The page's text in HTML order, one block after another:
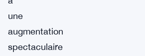
une
augmentation
spectaculaire